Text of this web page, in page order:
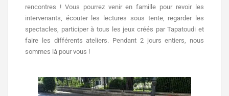
rencontres ! Vous pourrez venir en famille pour revoir les
intervenants, écouter les lectures sous tente, regarder les
spectacles, participer à tous les jeux créés par Tapatoudi et
faire les différents ateliers. Pendant 2 jours entiers, nous
sommes là pour vous !